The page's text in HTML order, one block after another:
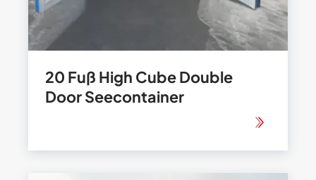
20 Fuß High Cube Double
Door Seecontainer